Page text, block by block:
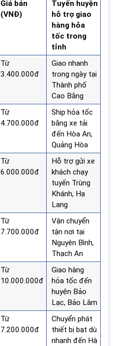
Giá bán
(VNĐ)
Tuyến huyện
hỗ trợ giao
hàng hỏa
tốc trong
tỉnh
Từ
3.400.000đ
Giao nhanh
trong ngày tại
Thành phố
Cao Bằng
Từ
4.700.000đ
Ship hỏa tốc
bằng xe tải
đến Hòa An,
Quảng Hòa
Từ
6.000.000đ
Hỗ trợ gửi xe
khách chạy
tuyến Trùng
Khánh, Hạ
Lang
Từ
7.700.000đ
Vận chuyển
tận nơi tại
Nguyên Bình,
Thạch An
Từ
10.000.000đ
Giao hàng
hỏa tốc đến
huyện Bảo
Lạc, Bảo Lâm
Từ
7.200.000đ
Chuyển phát
thiết bị bạt dù
nhanh đến Hà